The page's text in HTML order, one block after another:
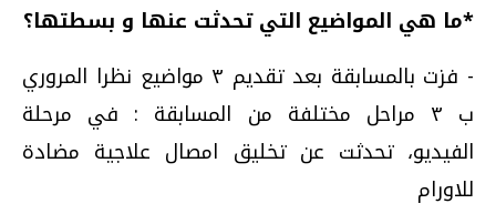
*ما هي المواضيع التي تحدثت عنها و بسطتها؟
- فزت بالمسابقة بعد تقديم ٣ مواضيع نظرا المروري
ب ٣ مراحل مختلفة من المسابقة : في مرحلة
الفيديو، تحدثت عن تخليق امصال علاجية مضادة
للاورام